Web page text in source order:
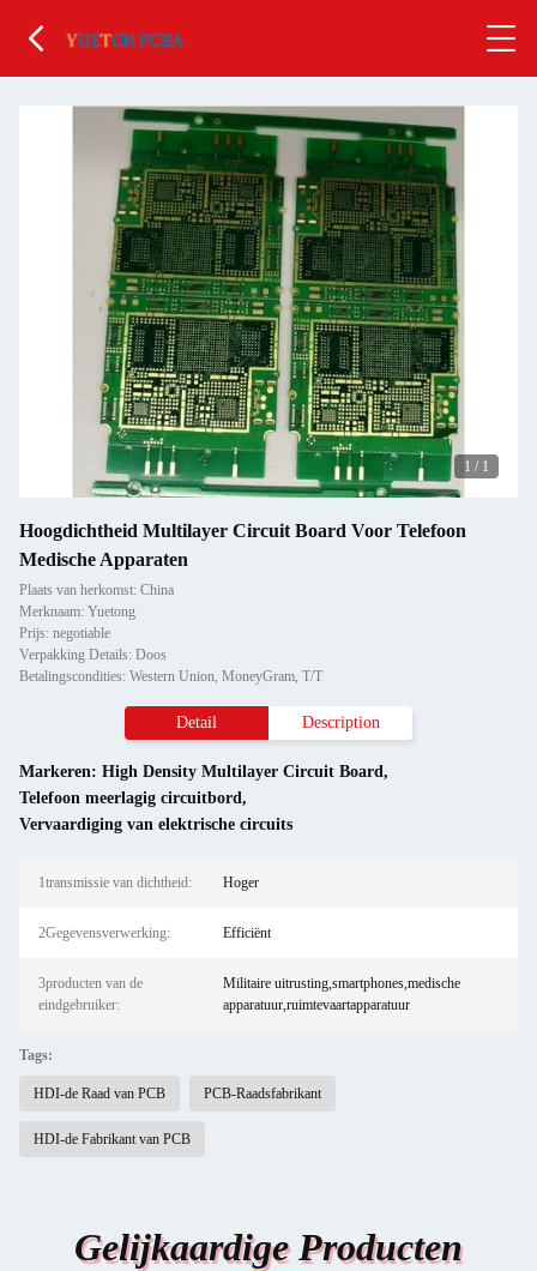
1 / 1
Hoogdichtheid Multilayer Circuit Board Voor Telefoon
Medische Apparaten
Plaats van herkomst: China
Merknaam: Yuetong
Prijs: negotiable
Verpakking Details: Doos
Betalingscondities: Western Union, MoneyGram, T/T
Detail Description
Markeren: High Density Multilayer Circuit Board,
Telefoon meerlagig circuitbord,
Vervaardiging van elektrische circuits
1transmissie van dichtheid: Hoger
2Gegevensverwerking: Efficiënt
3producten van de
eindgebruiker:
Militaire uitrusting,smartphones,medische
apparatuur,ruimtevaartapparatuur
Tags:
HDI-de Raad van PCB PCB-Raadsfabrikant
HDI-de Fabrikant van PCB
Gelijkaardige Producten